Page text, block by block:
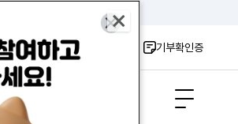
마이페이지 기부확인증
사이트맵